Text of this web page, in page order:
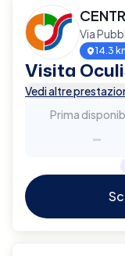
Via
14.3
Visita
Vedi altre
Prima
-